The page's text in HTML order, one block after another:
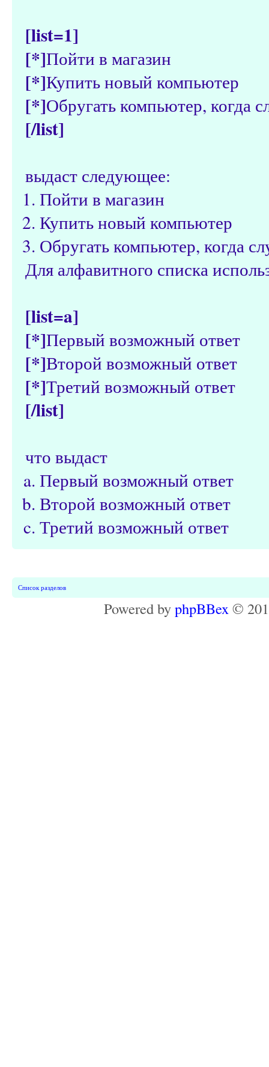
[list=1]
[*]Пойти в магазин
[*]Купить новый компьютер
[*]Обругать компьютер, когда
[/list]
выдаст следующее:
Пойти в магазин
Купить новый компьютер
Обругать компьютер, когда
Для алфавитного списка
[list=a]
[*]Первый возможный ответ
[*]Второй возможный ответ
[*]Третий возможный ответ
[/list]
что выдаст
Первый возможный ответ
Второй возможный ответ
Третий возможный ответ
Список разделов
Powered byphpBBex ©